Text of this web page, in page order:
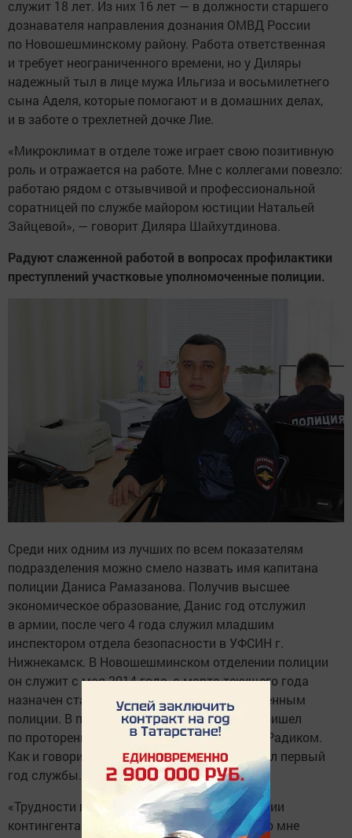
служит 18 лет. Из них 16 лет — в должности старшего
дознавателя направления дознания ОМВД России
по Новошешминскому району. Работа ответственная
и требует неограниченного времени, но у Диляры
надежный тыл в лице мужа Ильгиза и восьмилетнего
сына Аделя, которые помогают и в домашних делах,
и в заботе о трехлетней дочке Лие.
«Микроклимат в отделе тоже играет свою позитивную
роль и отражается на работе. Мне с коллегами повезло:
работаю рядом с отзывчивой и профессиональной
соратницей по службе майором юстиции Натальей
Зайцевой», — говорит Диляра Шайхутдинова.
Радуют слаженной работой в вопросах профилактики
преступлений участковые уполномоченные полиции.
Среди них одним из лучших по всем показателям
подразделения можно смело назвать имя капитана
полиции Даниса Рамазанова. Получив высшее
экономическое образование, Данис год отслужил
в армии, после чего 4 года служил младшим
инспектором отдела безопасности в УФСИН г.
Нижнекамск. В Новошешминском отделении полиции
он служит с мая 2014 года, с марта текущего года
назначен старшим участковым уполномоченным
полиции. В профессию Данис Рамазанов пришел
по проторенной тропинке старшим братом Радиком.
Как и говорил ему брат самым трудным был первый
год службы.
«Трудности первого года состояли в незнании
контингента населения и самого вверенного мне